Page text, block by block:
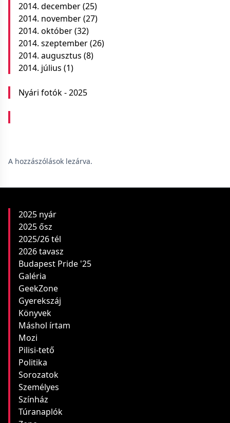
2014. december(25)
2014. november(27)
2014. október(32)
2014. szeptember(26)
2014. augusztus (8)
2014. július (1)
Nyári fotók - 2025
A hozzászólások lezárva.
2025 nyár
2025 ősz
2025/26 tél
2026 tavasz
Budapest Pride '25
Galéria
GeekZone
Gyerekszáj
Könyvek
Máshol írtam
Mozi
Pilisi-tető
Politika
Sorozatok
Személyes
Színház
Túranaplók